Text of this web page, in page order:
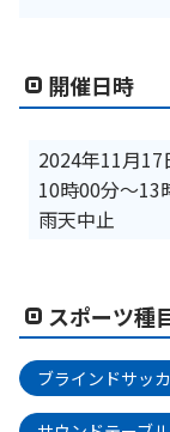
開催日時
2024年11月17
10時00分〜13
雨天中止
スポーツ種
ブラインドサッ